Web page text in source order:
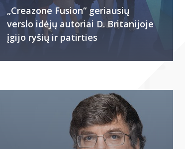
„Creazone Fusion“ geriausių
verslo idėjų autoriai D. Britanijoje
įgijo ryšių ir patirties